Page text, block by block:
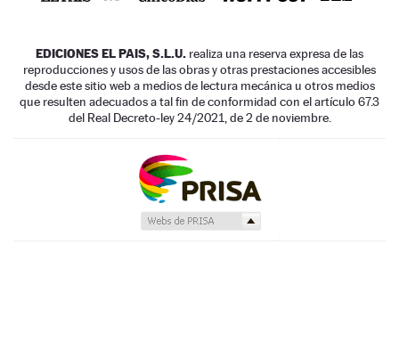
EDICIONES EL PAIS, S.L.U. realiza una reserva expresa de las
reproducciones y usos de las obras y otras prestaciones accesibles
desde este sitio web a medios de lectura mecánica u otros medios
que resulten adecuados a tal fin de conformidad con el artículo 67.3
del Real Decreto-ley 24/2021, de 2 de noviembre.